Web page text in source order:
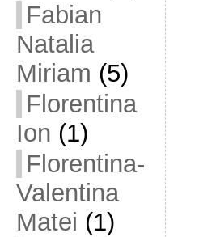
Fabian
Natalia
Miriam (5)
Florentina
Ion (1)
Florentina-
Valentina
Matei (1)